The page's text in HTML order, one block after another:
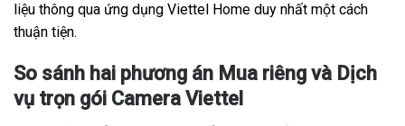
liệu thông qua ứng dụng Viettel Home duy nhất một cách
thuận tiện.
So sánh hai phương án Mua riêng và Dịch
vụ trọn gói Camera Viettel